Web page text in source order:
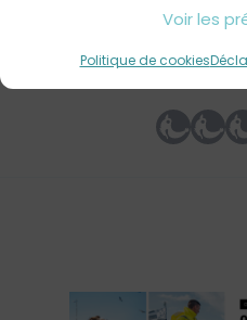
Voir les
Politique de cookies
Votre
Bastard –